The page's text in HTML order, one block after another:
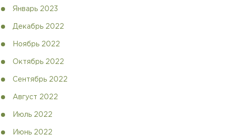
Январь 2023
Декабрь 2022
Ноябрь 2022
Октябрь 2022
Сентябрь 2022
Август 2022
Июль 2022
Июнь 2022